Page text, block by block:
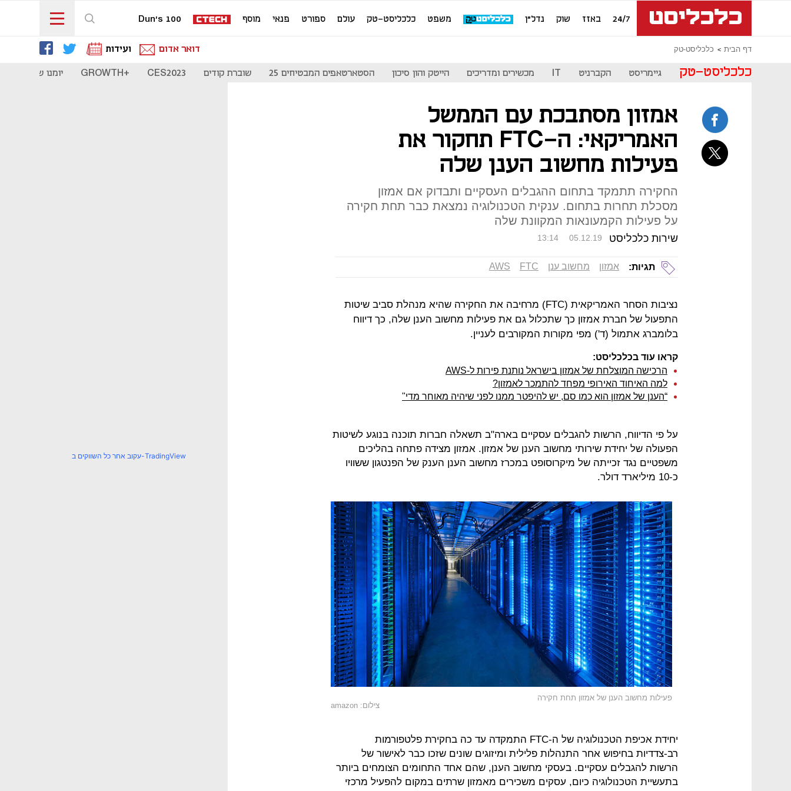
24/7 באזז שוק נדל"ן משפט כלכליסט-טק עולם ספורט פנאי מוסף Dun's 100
דף הבית כלכליסט-טק דואר אדום ועידות
כלכליסט-טק גיימריסט הקברניט IT מכשירים ומדריכים הייטק והון סיכון הסטארטאפים המבטיחים 25 שוברת קודים CES2023
+GROWTH יומנו של
אמזון מסתבכת עם הממשל
האמריקאי: ה-FTC תחקור את
פעילות מחשוב הענן שלה
החקירה תתמקד בתחום ההגבלים העסקיים ותבדוק אם אמזון
מסכלת תחרות בתחום. ענקית הטכנולוגיה נמצאת כבר תחת חקירה
על פעילות הקמעונאות המקוונת שלה
שירות כלכליסט 13:14 05.12.19
תגיות: אמזון מחשוב ענן FTC
AWS
נציבות הסחר האמריקאית (FTC) מרחיבה את החקירה שהיא מנהלת סביב שיטות
התפעול של חברת אמזון כך שתכלול גם את פעילות מחשוב הענן שלה, כך דיווח
בלומברג אתמול (ד') מפי מקורות המקורבים לעניין.
קראו עוד בכלכליסט:
הרכישה המוצלחת של אמזון בישראל נותנת פירות ל-AWS
למה האיחוד האירופי מפחד להתמכר לאמזון?
“הענן של אמזון הוא כמו סם, יש להיפטר ממנו לפני שיהיה מאוחר מדי"
על פי הדיווח, הרשות להגבלים עסקיים בארה"ב תשאלה חברות תוכנה בנוגע לשיטות
הפעולה של יחידת שירותי מחשוב הענן של אמזון. אמזון מצידה פתחה בהליכים
משפטיים נגד זכייתה של מיקרוסופט במכרז מחשוב הענן הענק של הפנטגון ששוויו
כ-10 מיליארד דולר.
פעילות מחשוב הענן של אמזון תחת חקירה
צילום: amazon
יחידת אכיפת הטכנולוגיה של ה-FTC התמקדה עד כה בחקירת פלטפורמות
רב-צדדיות בחיפוש אחר התנהלות פלילית ומיזוגים שונים שזכו כבר לאישור של
הרשות להגבלים עסקיים. בעסקי מחשוב הענן, שהם אחד התחומים הצומחים ביותר
בתעשיית הטכנולוגיה כיום, עסקים משכירים מאמזון שרתים במקום להפעיל מרכזי
עקוב אחר כל השווקים ב-TradingView